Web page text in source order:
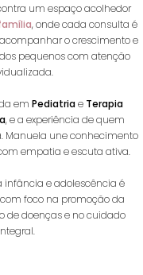
um espaço acolhedor
, onde cada consulta é
o crescimento e
dos pequenos com atenção
em Pediatriae Terapia
, e a experiência de quem
Manuela une conhecimento
empatia e escuta ativa.
infância e adolescência é
foco na promoção da
de doenças e no cuidado